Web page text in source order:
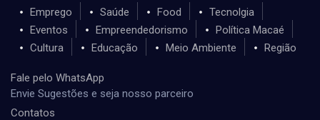
Emprego Saúde Food
Tecnolgia
Eventos
Empreendedorismo
Política Macaé
Cultura
Educação Meio Ambiente Região
Fale pelo WhatsApp
Envie Sugestões e seja nosso parceiro
Contatos